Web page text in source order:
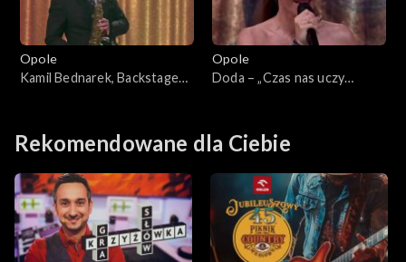
Opole
Kamil Bednarek, Backstage
„Debiuty”
Opole
Doda – „Czas nas uczy
Rekomendowane dla Ciebie